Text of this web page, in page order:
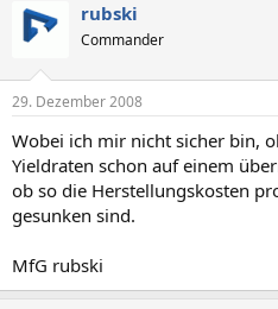
rubski
Commander
29. Dezember 2008
Wobei ich mir nicht sicher bin,
Yieldraten schon auf einem
ob so die Herstellungskosten
gesunken sind.
MfG rubski